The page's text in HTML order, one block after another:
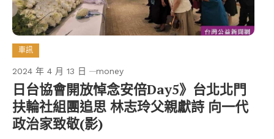
車訊
2024 年 4 月 13 日 money
日台協會開放悼念安倍Day5》台北北門
扶輪社組團追思 林志玲父親獻詩 向一代
政治家致敬(影)